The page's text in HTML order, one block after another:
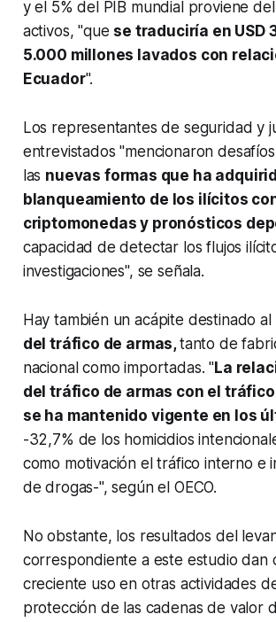
y el 5% del PIB mundial proviene
activos, "que se traduciría en USD
5.000 millones lavados con
Ecuador".
Los representantes de seguridad y
entrevistados "mencionaron
las nuevas formas que ha
blanqueamiento de los ilícitos
criptomonedas y pronósticos
capacidad de detectar los flujos
investigaciones", se señala.
Hay también un acápite destinado al
del tráfico de armas,tanto de
nacional como importadas. "La
del tráfico de armas con el
se ha mantenido vigente en los
-32,7% de los homicidios
como motivación el tráfico interno e
de drogas-", según el OECO.
No obstante, los resultados del
correspondiente a este estudio dan
creciente uso en otras actividades
protección de las cadenas de valor